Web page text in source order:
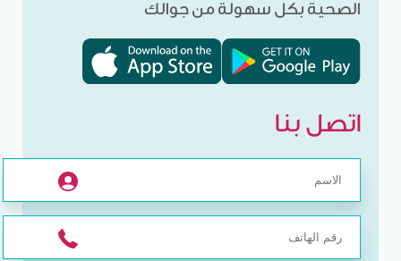
الصحية بكل سهولة من جوالك
اتصل بنا